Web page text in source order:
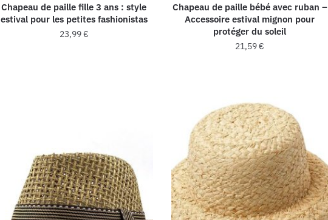
Chapeau de paille fille 3 ans : style
estival pour les petites fashionistas
23,99€
Chapeau de paille bébé avec ruban –
Accessoire estival mignon pour
protéger du soleil
21,59€